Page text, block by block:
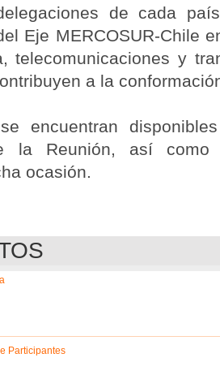
de cada
Eje MERCOSUR-Chile
telecomunicaciones y
a la
encuentran
la Reunión, así como
ocasión.
Participantes